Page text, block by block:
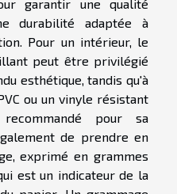
garantir une qualité
durabilité adaptée à
Pour un intérieur, le
peut être privilégié
esthétique, tandis qu'à
ou un vinyle résistant
pour sa
de prendre en
exprimé en grammes
est un indicateur de la